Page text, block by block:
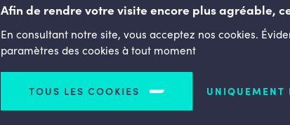
Afin de rendre votre visite encore plus agréable,
En consultant notre site, vous acceptez nos cookies.
paramètres des cookies à tout moment
TOUS LES COOKIES UNIQUEMENT